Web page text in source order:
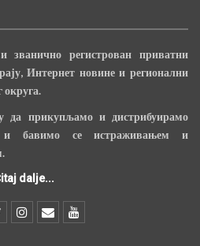
регистрован приватни
Интернет новине и регионални
округа.
прикупљамо и дистрибуирамо
и бавимо се истраживањем и
dalje...